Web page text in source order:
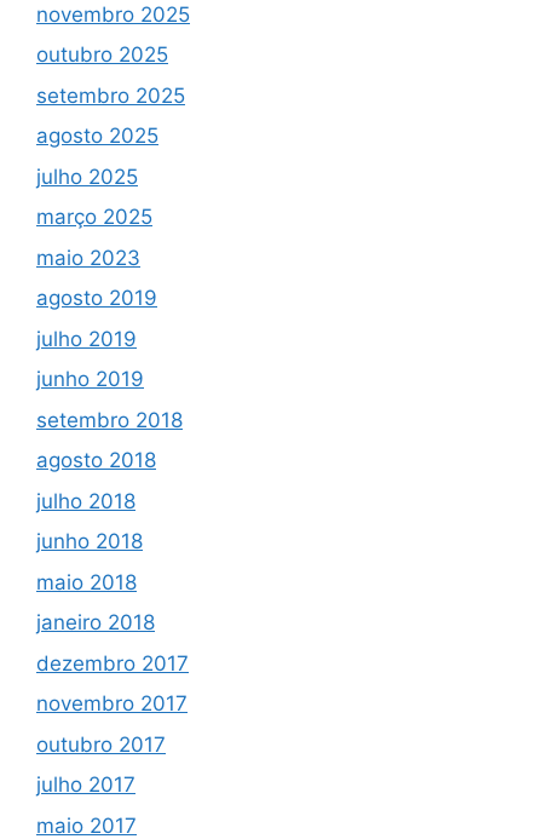
novembro 2025
outubro 2025
setembro 2025
agosto 2025
julho 2025
março 2025
maio 2023
agosto 2019
julho 2019
junho 2019
setembro 2018
agosto 2018
julho 2018
junho 2018
maio 2018
janeiro 2018
dezembro 2017
novembro 2017
outubro 2017
julho 2017
maio 2017